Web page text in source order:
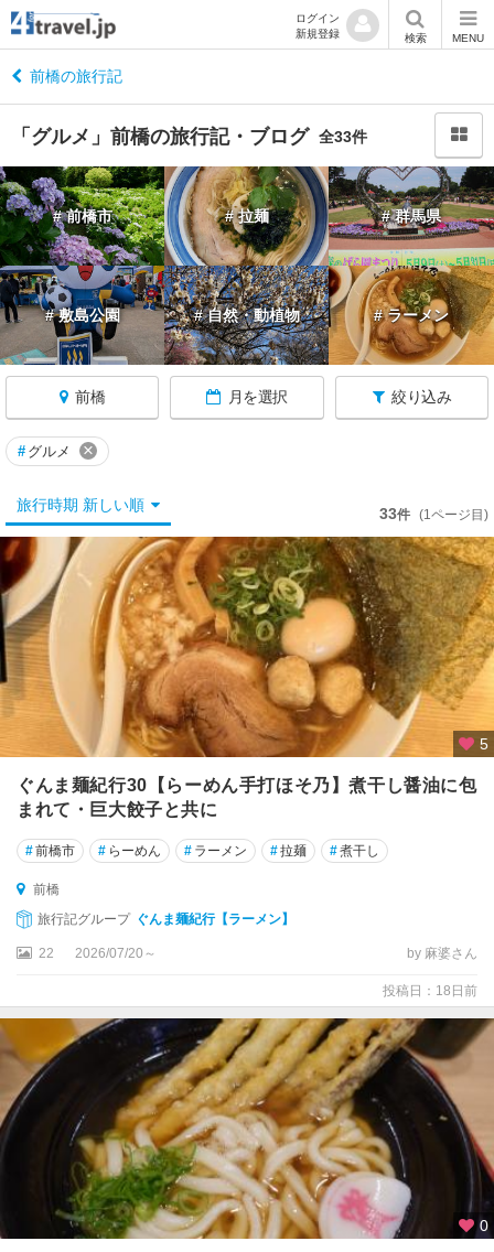
ログイン
新規登録
検索 MENU
前橋の旅行記
「グルメ」前橋の旅行記・ブログ 全33件
# 前橋市 # 拉麺 # 群馬県
# 敷島公園 # 自然・動植物 # ラーメン
前橋 月を選択 絞り込み
群
馬
へ
戻
る
群
馬
べ
て
高
崎
・
前
橋
前
橋
高
勢
崎
・
太
田
・
桐
生
藤
・
磯
部
・
赤
# グルメ ×
旅行時期 新しい順 33件 (1ページ目)
5
ぐんま麺紀行30【らーめん手打ほそ乃】煮干し醤油に包
まれて・巨大餃子と共に
#前橋市 # らーめん # ラーメン #拉麺 #煮干し
前橋
旅行記グループ ぐんま麺紀行【ラーメン】
22 2026/07/20～ by 麻婆さん
投稿日：18日前
0